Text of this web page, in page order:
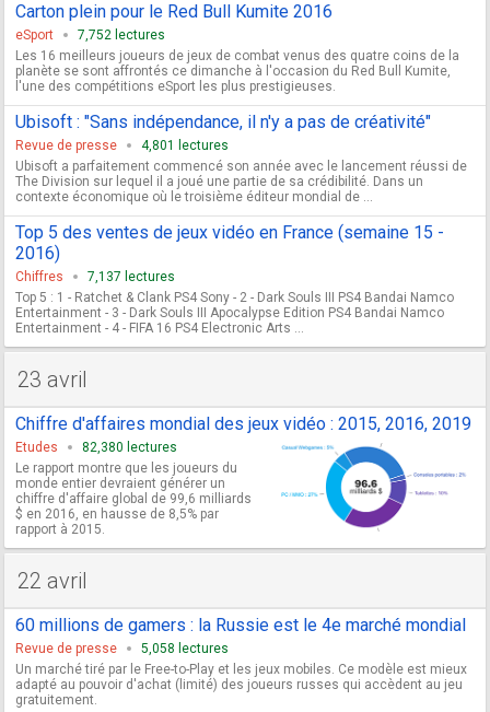
Carton plein pour le Red Bull Kumite 2016
eSport
7,752 lectures
Les 16 meilleurs joueurs de jeux de combat venus des quatre coins de la
planète se sont affrontés ce dimanche à l'occasion du Red Bull Kumite,
l'une des compétitions eSport les plus prestigieuses.
Ubisoft : "Sans indépendance, il n'y a pas de créativité"
Revue de presse
4,801 lectures
Ubisoft a parfaitement commencé son année avec le lancement réussi de
The Division sur lequel il a joué une partie de sa crédibilité. Dans un
contexte économique où le troisième éditeur mondial de ...
Top 5 des ventes de jeux vidéo en France (semaine 15 -
2016)
Chiffres
7,137 lectures
Top 5 : 1 - Ratchet & Clank PS4 Sony - 2 - Dark Souls III PS4 Bandai Namco
Entertainment - 3 - Dark Souls III Apocalypse Edition PS4 Bandai Namco
Entertainment - 4 - FIFA 16 PS4 Electronic Arts ...
23 avril
Chiffre d'affaires mondial des jeux vidéo : 2015, 2016, 2019
Etudes
82,380 lectures
Le rapport montre que les joueurs du
monde entier devraient générer un
chiffre d'affaire global de 99,6 milliards
$ en 2016, en hausse de 8,5% par
rapport à 2015.
22 avril
60 millions de gamers : la Russie est le 4e marché mondial
Revue de presse
5,058 lectures
Un marché tiré par le Free-to-Play et les jeux mobiles. Ce modèle est mieux
adapté au pouvoir d'achat (limité) des joueurs russes qui accèdent au jeu
gratuitement.